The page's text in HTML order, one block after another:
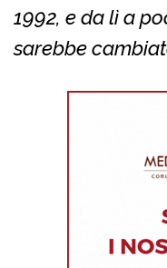
1992, e da lì a
sarebbe